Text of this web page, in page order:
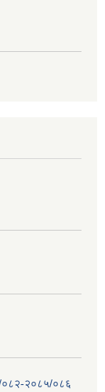
०८२-२०८५/०८६